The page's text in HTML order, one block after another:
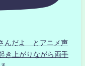
んだよ とアニメ声
き上がりながら両手